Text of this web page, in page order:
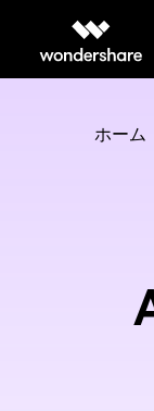
ホーム